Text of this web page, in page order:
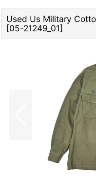
Used Us Military
[05-21249_01]